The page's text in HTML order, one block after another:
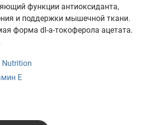
функции антиоксиданта,
и поддержки мышечной ткани.
форма dl-a-токоферола ацетата.
Nutrition
Е